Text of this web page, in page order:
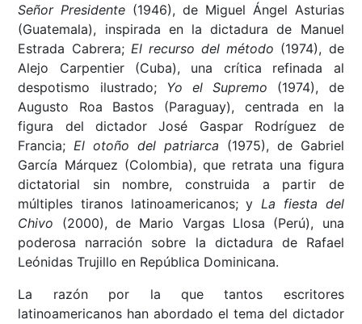
Señor Presidente (1946), de Miguel Ángel Asturias
(Guatemala), inspirada en la dictadura de Manuel
Estrada Cabrera; El recurso del método (1974), de
Alejo Carpentier (Cuba), una crítica refinada al
despotismo ilustrado; Yo el Supremo (1974), de
Augusto Roa Bastos (Paraguay), centrada en la
figura del dictador José Gaspar Rodríguez de
Francia;El otoño del patriarca (1975), de Gabriel
García Márquez (Colombia), que retrata una figura
dictatorial sin nombre, construida a partir de
múltiples tiranos latinoamericanos; yLa fiesta del
Chivo (2000), de Mario Vargas Llosa (Perú), una
poderosa narración sobre la dictadura de Rafael
Leónidas Trujillo en República Dominicana.
La razón por la que tantos escritores
latinoamericanos han abordado el tema del dictador